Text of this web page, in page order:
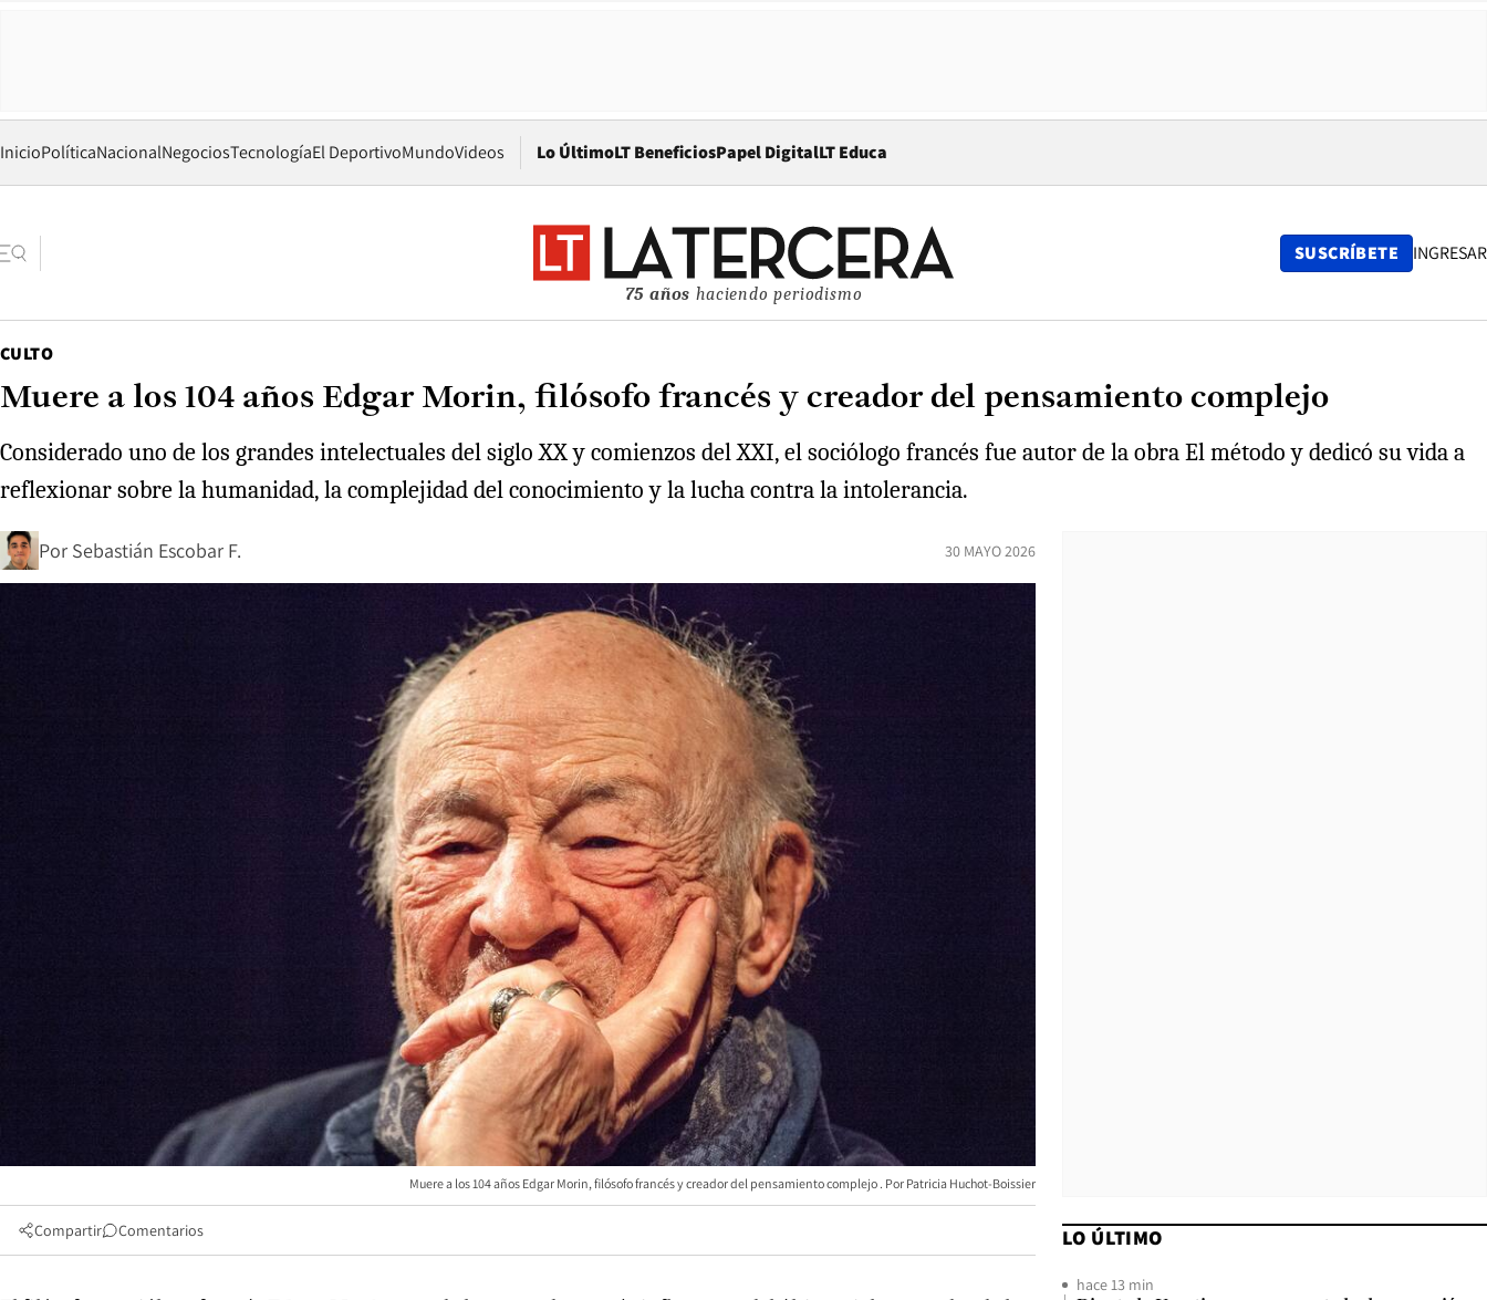
InicioPolíticaNacionalNegociosTecnologíaEl DeportivoMundoVideos Lo ÚltimoLT BeneficiosPapel DigitalOpens in new window
LT Educa
75 años haciendo periodismo
SUSCRÍBETE INGRESAR
CULTO
Muere a los 104 años Edgar Morin, filósofo francés y creador del pensamiento complejo
Considerado uno de los grandes intelectuales del siglo XX y comienzos del XXI, el sociólogo francés fue autor de la obra El método y dedicó su vida a
reflexionar sobre la humanidad, la complejidad del conocimiento y la lucha contra la intolerancia.
Por Sebastián Escobar F. 30 MAYO 2026
Muere a los 104 años Edgar Morin, filósofo francés y creador del pensamiento complejo Patricia Huchot-Boissier
Compartir Comentarios LO ÚLTIMO
hace 13 min